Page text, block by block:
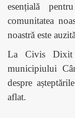
esențială
comunitatea
noastră este
La Civis Dixit
municipiului
despre
aflat.